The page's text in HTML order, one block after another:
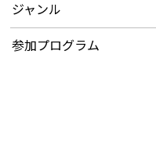
ジャンル
参加プログラム